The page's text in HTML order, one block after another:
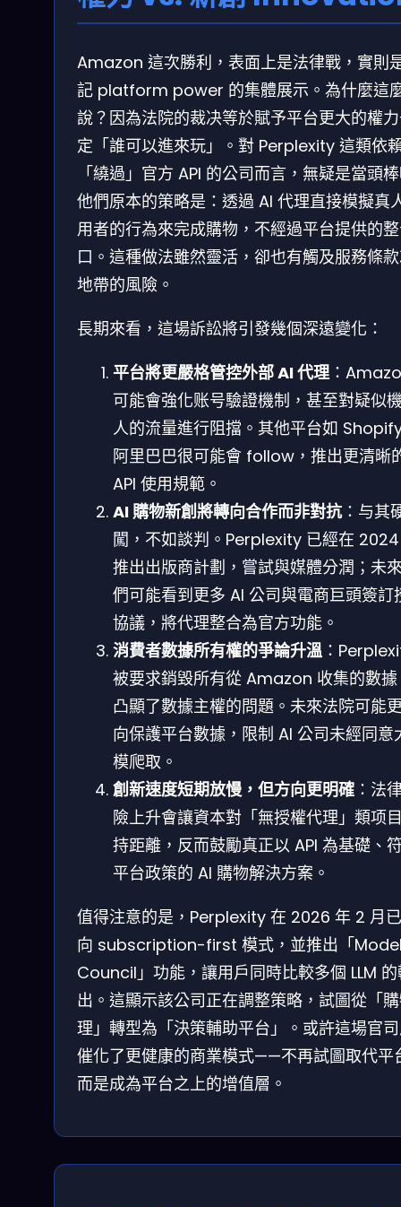
Amazon 這次勝利，表面上是法律戰，實則
記 platform power 的集體展示。為什麼這
說？因為法院的裁决等於賦予平台更大的權
定「誰可以進來玩」。對 Perplexity 這類依
「繞過」官方 API 的公司而言，無疑是當頭
他們原本的策略是：透過 AI 代理直接模擬真
用者的行為來完成購物，不經過平台提供的
口。這種做法雖然靈活，卻也有觸及服務條
地帶的風險。
長期來看，這場訴訟將引發幾個深遠變化：
平台將更嚴格管控外部 AI 代理：
可能會強化账号驗證機制，甚至對疑似
人的流量進行阻擋。其他平台如
阿里巴巴很可能會 follow，推出更清晰
API 使用規範。
AI 購物新創將轉向合作而非對抗：与其
闖，不如談判。Perplexity 已經在
推出出版商計劃，嘗試與媒體分潤；未
們可能看到更多 AI 公司與電商巨頭簽訂
協議，將代理整合為官方功能。
消費者數據所有權的爭論升溫 ：
被要求銷毀所有從 Amazon 收集的數
凸顯了數據主權的問題。未來法院可能
向保護平台數據，限制 AI 公司未經同意
模爬取。
創新速度短期放慢，但方向更明確 ：法
險上升會讓資本對「無授權代理」類项
持距離，反而鼓勵真正以 API 為基礎、
平台政策的 AI 購物解決方案。
值得注意的是，Perplexity 在 2026 年 2 月
向 subscription-first 模式，並推出「
Council」功能，讓用戶同時比較多個 LLM
出。這顯示該公司正在調整策略，試圖從「
理」轉型為「決策輔助平台」。或許這場官
催化了更健康的商業模式——不再試圖取代平
而是成為平台之上的增值層。